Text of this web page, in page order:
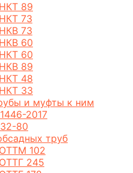
89
73
73
60
60
89
48
33
и муфты к ним
2017
80
труб
102
245